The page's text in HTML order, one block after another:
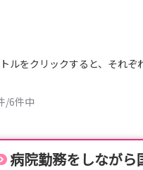
以下の日程で開催いたします。
30～
：30～
：30～
ルをクリックすると、それぞ
/6件中
病院勤務をしなが